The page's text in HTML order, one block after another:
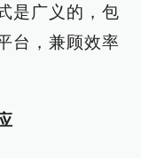
是广义的，包
台，兼顾效率